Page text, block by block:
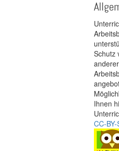
Schutz
Ihnen
CC-BY-